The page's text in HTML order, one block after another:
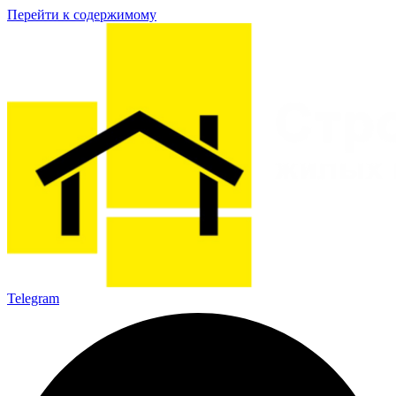
Перейти к содержимому
Telegram